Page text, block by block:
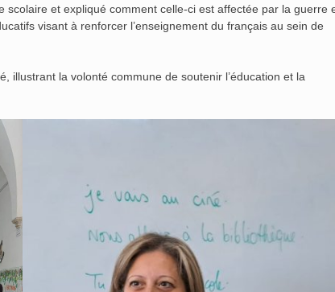
scolaire et expliqué comment celle-ci est affectée par la guerre
visant à renforcer l’enseignement du français au sein de
illustrant la volonté commune de soutenir l’éducation et la